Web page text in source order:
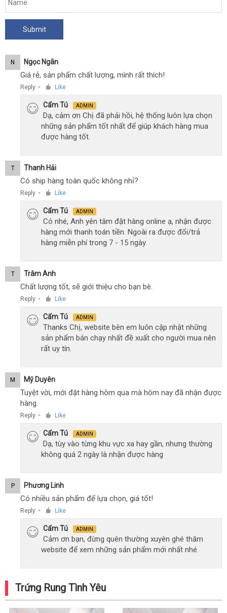
N Ngọc Ngân
Giá rẻ, sản phẩm chất lượng, mình rất thích!
Reply ● Like
Cẩm Tú ADMIN
Dạ, cảm ơn Chị đã phải hồi, hệ thống luôn lựa chọn
những sản phẩm tốt nhất để giúp khách hàng mua
được hàng tốt.
T Thanh Hải
Có ship hàng toàn quốc không nhỉ?
Reply ● Like
Cẩm Tú ADMIN
Có nhé, Anh yên tâm đặt hàng online ạ, nhận được
hàng mới thanh toán tiền. Ngoài ra được đổi/trả
hàng miễn phí trong 7 - 15 ngày
T Trâm Anh
Chất lượng tốt, sẽ giới thiệu cho bạn bè.
Reply ● Like
Cẩm Tú ADMIN
Thanks Chị, website bên em luôn cập nhật những
sản phẩm bán chạy nhất đề xuất cho người mua nên
rất uy tín.
M Mỹ Duyên
Tuyệt vời, mới đặt hàng hôm qua mà hôm nay đã nhận được
hàng.
Reply ● Like
Cẩm Tú ADMIN
Dạ, tùy vào từng khu vực xa hay gần, nhưng thường
không quá 2 ngày là nhận được hàng
P Phương Linh
Có nhiều sản phẩm để lựa chọn, giá tốt!
Reply ● Like
Cẩm Tú ADMIN
Cảm ơn bạn, đừng quên thường xuyên ghé thăm
website để xem những sản phẩm mới nhất nhé.
Trứng Rung Tình Yêu